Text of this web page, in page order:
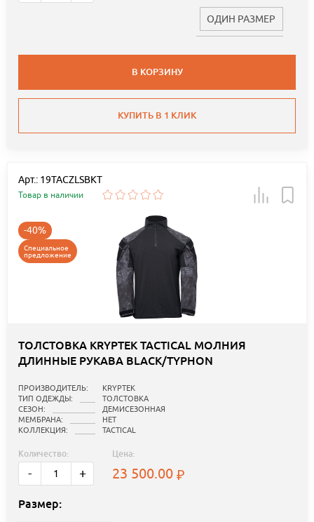
ОДИН РАЗМЕР
В КОРЗИНУ
КУПИТЬ В 1 КЛИК
Арт.: 19TACZLSBKT
Товар в наличии
-40%
Специальное
предложение
ТОЛСТОВКА KRYPTEK TACTICAL МОЛНИЯ
ДЛИННЫЕ РУКАВА BLACK/TYPHON
ПРОИЗВОДИТЕЛЬ:
KRYPTEK
ТИП ОДЕЖДЫ:
ТОЛСТОВКА
СЕЗОН:
ДЕМИСЕЗОННАЯ
МЕМБРАНА:
НЕТ
КОЛЛЕКЦИЯ:
TACTICAL
Количество:
- +
Цена:
23 500.00
Размер: